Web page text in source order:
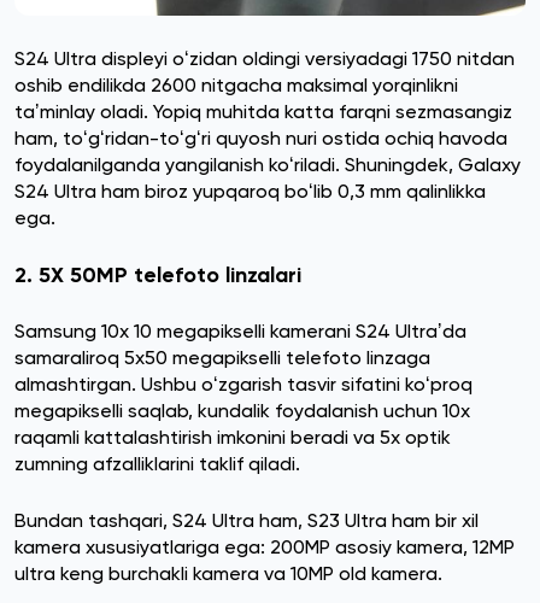
S24 Ultra displeyi oʻzidan oldingi versiyadagi 1750 nitdan
oshib endilikda 2600 nitgacha maksimal yorqinlikni
taʼminlay oladi. Yopiq muhitda katta farqni sezmasangiz
ham, toʻgʻridan-toʻgʻri quyosh nuri ostida ochiq havoda
foydalanilganda yangilanish koʻriladi. Shuningdek, Galaxy
S24 Ultra ham biroz yupqaroq boʻlib 0,3 mm qalinlikka
ega.
2. 5X 50MP telefoto linzalari
Samsung 10x 10 megapikselli kamerani S24 Ultraʼda
samaraliroq 5x50 megapikselli telefoto linzaga
almashtirgan. Ushbu oʻzgarish tasvir sifatini koʻproq
megapikselli saqlab, kundalik foydalanish uchun 10x
raqamli kattalashtirish imkonini beradi va 5x optik
zumning afzalliklarini taklif qiladi.
Bundan tashqari, S24 Ultra ham, S23 Ultra ham bir xil
kamera xususiyatlariga ega: 200MP asosiy kamera, 12MP
ultra keng burchakli kamera va 10MP old kamera.